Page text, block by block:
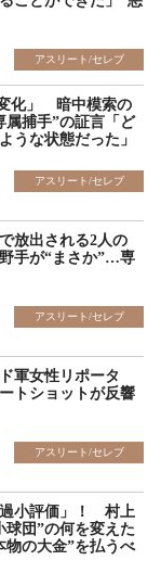
アスリート/セレブ
化」 暗中模索の
属捕手”の証言「ど
うな状態だった」
アスリート/セレブ
放出される2人の
手が“まさか”…専
アスリート/セレブ
軍女性リポータ
トショットが反響
アスリート/セレブ
小評価」！ 村上
球団”の何を変えた
物の大金”を払うべ